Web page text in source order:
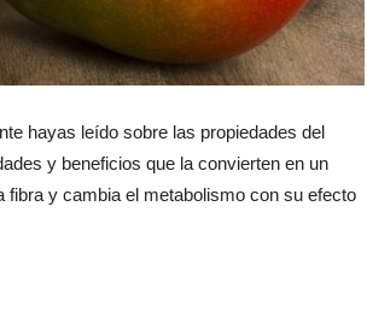
hayas leído sobre las propiedades del
y beneficios que la convierten en un
y cambia el metabolismo con su efecto